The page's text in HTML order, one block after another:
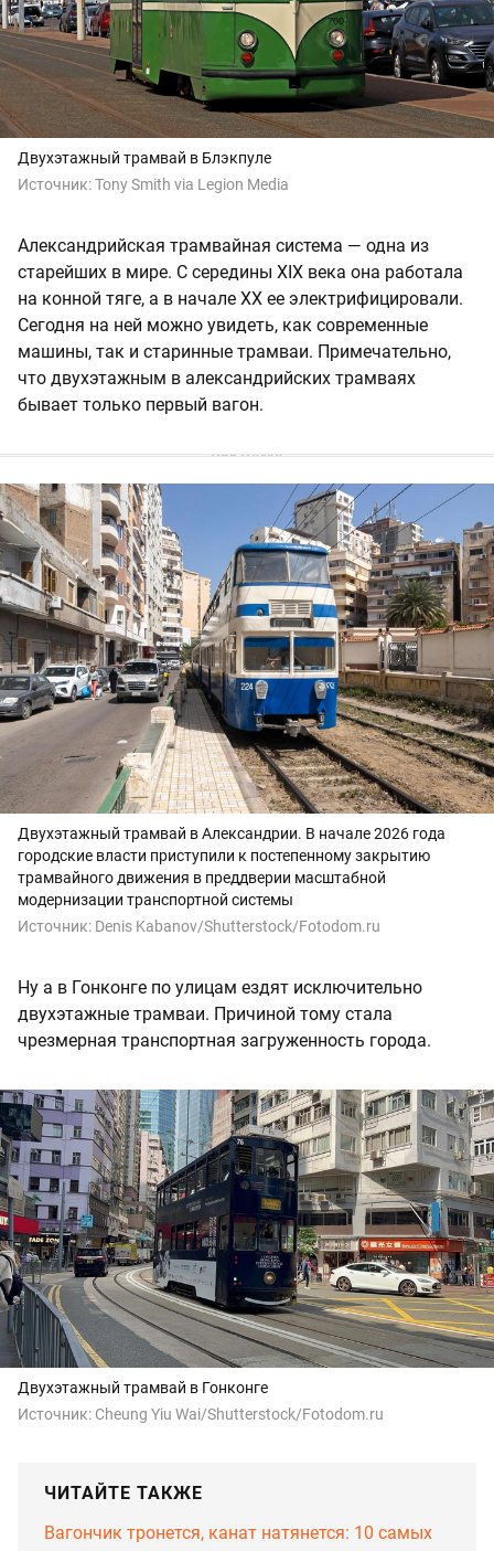
Двухэтажный трамвай в Блэкпуле
Источник:Tony Smith via Legion Media
Александрийская трамвайная система — одна из
старейших в мире. С середины XIX века она работала
на конной тяге, а в начале XX ее электрифицировали.
Сегодня на ней можно увидеть, как современные
машины, так и старинные трамваи. Примечательно,
что двухэтажным в александрийских трамваях
бывает только первый вагон.
Двухэтажный трамвай в Александрии. В начале 2026 года
городские власти приступили к постепенному закрытию
трамвайного движения в преддверии масштабной
модернизации транспортной системы
Источник: Denis Kabanov/Shutterstock/Fotodom.ru
Ну а в Гонконге по улицам ездят исключительно
двухэтажные трамваи. Причиной тому стала
чрезмерная транспортная загруженность города.
Двухэтажный трамвай в Гонконге
Источник: Cheung Yiu Wai/Shutterstock/Fotodom.ru
ЧИТАЙТЕ ТАКЖЕ
Вагончик тронется, канат натянется: 10 самых